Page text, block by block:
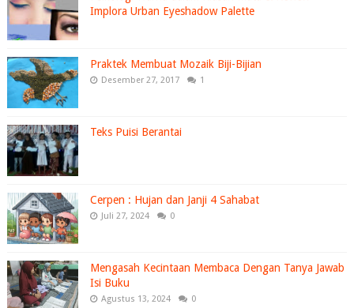
Implora Urban Eyeshadow Palette
Praktek Membuat Mozaik Biji-Bijian
Desember 27, 2017 1
Teks Puisi Berantai
Cerpen : Hujan dan Janji 4 Sahabat
Juli 27, 2024 0
Mengasah Kecintaan Membaca Dengan Tanya Jawab
Isi Buku
Agustus 13, 2024 0